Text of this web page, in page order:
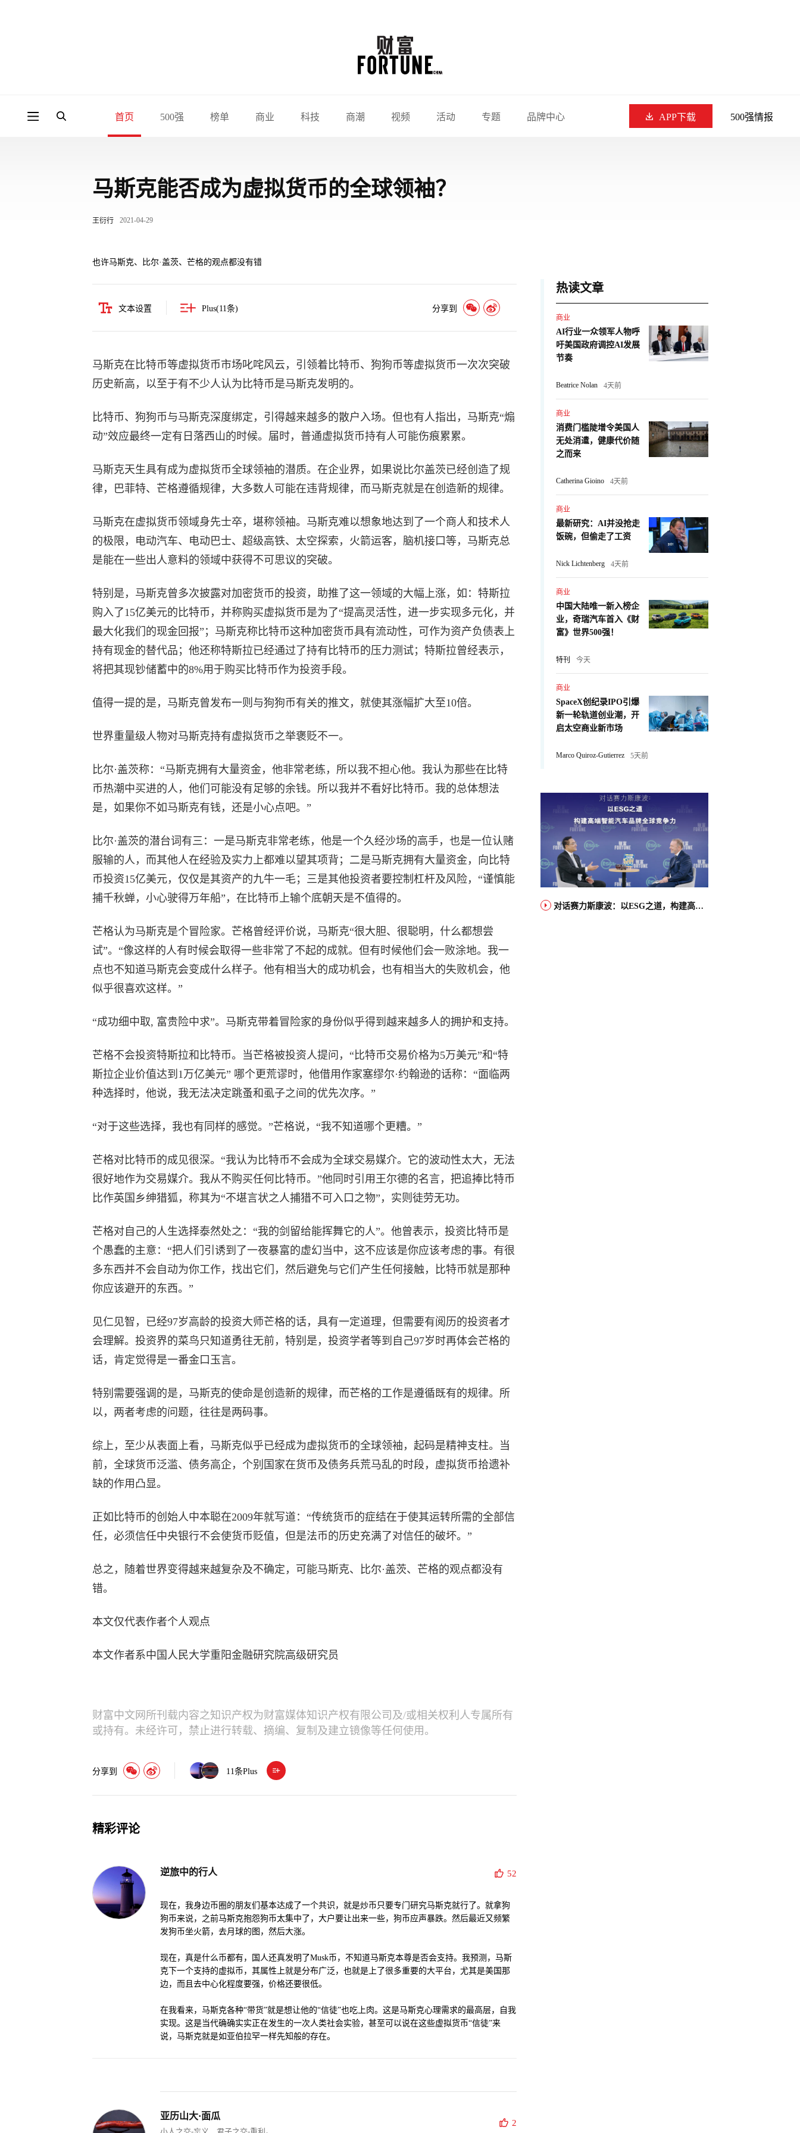
首页 500强 榜单 商业 科技 商潮 视频 活动 专题 品牌中心 APP下载 500强情报
马斯克能否成为虚拟货币的全球领袖？
王衍行 2021-04-29
也许马斯克、比尔·盖茨、芒格的观点都没有错
文本设置 Plus(11条) 分享到
马斯克在比特币等虚拟货币市场叱咤风云，引领着比特币、狗狗币等虚拟货币一次次突破
历史新高，以至于有不少人认为比特币是马斯克发明的。
比特币、狗狗币与马斯克深度绑定，引得越来越多的散户入场。但也有人指出，马斯克“煽
动”效应最终一定有日落西山的时候。届时，普通虚拟货币持有人可能伤痕累累。
马斯克天生具有成为虚拟货币全球领袖的潜质。在企业界，如果说比尔盖茨已经创造了规
律，巴菲特、芒格遵循规律，大多数人可能在违背规律，而马斯克就是在创造新的规律。
马斯克在虚拟货币领域身先士卒，堪称领袖。马斯克难以想象地达到了一个商人和技术人
的极限，电动汽车、电动巴士、超级高铁、太空探索，火箭运客，脑机接口等，马斯克总
是能在一些出人意料的领域中获得不可思议的突破。
特别是，马斯克曾多次披露对加密货币的投资，助推了这一领域的大幅上涨，如：特斯拉
购入了15亿美元的比特币，并称购买虚拟货币是为了“提高灵活性，进一步实现多元化，并
最大化我们的现金回报”；马斯克称比特币这种加密货币具有流动性，可作为资产负债表上
持有现金的替代品；他还称特斯拉已经通过了持有比特币的压力测试；特斯拉曾经表示，
将把其现钞储蓄中的8%用于购买比特币作为投资手段。
值得一提的是，马斯克曾发布一则与狗狗币有关的推文，就使其涨幅扩大至10倍。
世界重量级人物对马斯克持有虚拟货币之举褒贬不一。
比尔·盖茨称：“马斯克拥有大量资金，他非常老练，所以我不担心他。我认为那些在比特
币热潮中买进的人，他们可能没有足够的余钱。所以我并不看好比特币。我的总体想法
是，如果你不如马斯克有钱，还是小心点吧。”
比尔·盖茨的潜台词有三：一是马斯克非常老练，他是一个久经沙场的高手，也是一位认赌
服输的人，而其他人在经验及实力上都难以望其项背；二是马斯克拥有大量资金，向比特
币投资15亿美元，仅仅是其资产的九牛一毛；三是其他投资者要控制杠杆及风险，“谨慎能
捕千秋蝉，小心驶得万年船”，在比特币上输个底朝天是不值得的。
芒格认为马斯克是个冒险家。芒格曾经评价说，马斯克“很大胆、很聪明，什么都想尝
试”。“像这样的人有时候会取得一些非常了不起的成就。但有时候他们会一败涂地。我一
点也不知道马斯克会变成什么样子。他有相当大的成功机会，也有相当大的失败机会，他
似乎很喜欢这样。”
“成功细中取, 富贵险中求”。马斯克带着冒险家的身份似乎得到越来越多人的拥护和支持。
芒格不会投资特斯拉和比特币。当芒格被投资人提问，“比特币交易价格为5万美元”和“特
斯拉企业价值达到1万亿美元” 哪个更荒谬时，他借用作家塞缪尔·约翰逊的话称：“面临两
种选择时，他说，我无法决定跳蚤和虱子之间的优先次序。”
“对于这些选择，我也有同样的感觉。”芒格说，“我不知道哪个更糟。”
芒格对比特币的成见很深。“我认为比特币不会成为全球交易媒介。它的波动性太大，无法
很好地作为交易媒介。我从不购买任何比特币。”他同时引用王尔德的名言，把追捧比特币
比作英国乡绅猎狐，称其为“不堪言状之人捕猎不可入口之物”，实则徒劳无功。
芒格对自己的人生选择泰然处之：“我的剑留给能挥舞它的人”。他曾表示，投资比特币是
个愚蠢的主意：“把人们引诱到了一夜暴富的虚幻当中，这不应该是你应该考虑的事。有很
多东西并不会自动为你工作，找出它们，然后避免与它们产生任何接触，比特币就是那种
你应该避开的东西。”
见仁见智，已经97岁高龄的投资大师芒格的话，具有一定道理，但需要有阅历的投资者才
会理解。投资界的菜鸟只知道勇往无前，特别是，投资学者等到自己97岁时再体会芒格的
话，肯定觉得是一番金口玉言。
特别需要强调的是，马斯克的使命是创造新的规律，而芒格的工作是遵循既有的规律。所
以，两者考虑的问题，往往是两码事。
综上，至少从表面上看，马斯克似乎已经成为虚拟货币的全球领袖，起码是精神支柱。当
前，全球货币泛滥、债务高企，个别国家在货币及债务兵荒马乱的时段，虚拟货币拾遗补
缺的作用凸显。
正如比特币的创始人中本聪在2009年就写道：“传统货币的症结在于使其运转所需的全部信
任，必须信任中央银行不会使货币贬值，但是法币的历史充满了对信任的破坏。”
总之，随着世界变得越来越复杂及不确定，可能马斯克、比尔·盖茨、芒格的观点都没有
错。
本文仅代表作者个人观点
本文作者系中国人民大学重阳金融研究院高级研究员
财富中文网所刊载内容之知识产权为财富媒体知识产权有限公司及/或相关权利人专属所有
或持有。未经许可，禁止进行转载、摘编、复制及建立镜像等任何使用。
分享到 11条Plus
精彩评论
逆旅中的行人 52
现在，我身边币圈的朋友们基本达成了一个共识，就是炒币只要专门研究马斯克就行了。就拿狗
狗币来说，之前马斯克抱怨狗币太集中了，大户要让出来一些，狗币应声暴跌。然后最近又频繁
发狗币坐火箭，去月球的图，然后大涨。
现在，真是什么币都有，国人还真发明了Musk币，不知道马斯克本尊是否会支持。我预测，马斯
克下一个支持的虚拟币，其属性上就是分布广泛，也就是上了很多重要的大平台，尤其是美国那
边，而且去中心化程度要强，价格还要很低。
在我看来，马斯克各种“带货”就是想让他的“信徒”也吃上肉。这是马斯克心理需求的最高层，自我
实现。这是当代确确实实正在发生的一次人类社会实验，甚至可以说在这些虚拟货币“信徒”来
说，马斯克就是如亚伯拉罕一样先知般的存在。
亚历山大·面瓜
2
热读文章
商业
AI行业一众领军人物呼
吁美国政府调控AI发展
节奏
Beatrice Nolan 4天前
商业
消费门槛陡增令美国人
无处消遣，健康代价随
之而来
Catherina Gioino 4天前
商业
最新研究：AI并没抢走
饭碗，但偷走了工资
Nick Lichtenberg 4天前
商业
中国大陆唯一新入榜企
业，奇瑞汽车首入《财
富》世界500强！
特刊 今天
商业
SpaceX创纪录IPO引爆
新一轮轨道创业潮，开
启太空商业新市场
Marco Quiroz-Gutierrez 5天前
对话赛力斯康波：以ESG之道，构建高端智能汽车品牌全球竞争力